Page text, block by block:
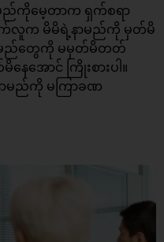
ည်ကိုမေ့တာက ရှက်စရာ
က်လူက မိမိရဲ့နာမည်ကို မှတ်မိ
ာမည်တွေကို မမှတ်မိတတ်
နေအောင် ကြိုးစားပါ။
ာမည်ကို မကြာခဏ